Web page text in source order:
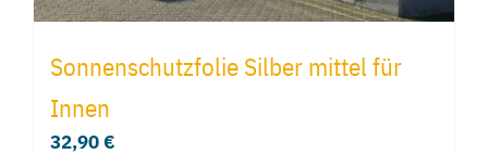
Sonnenschutzfolie Silber mittel für
Innen
32,90€